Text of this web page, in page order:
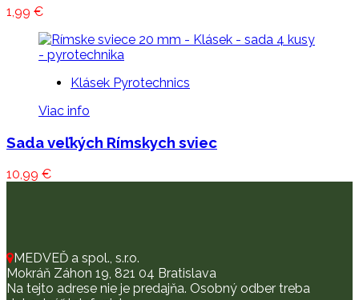
1,99 €
Klásek Pyrotechnics
Viac info
Sada veľkých Rímskych sviec
10,99 €
MEDVEĎ a spol., s.r.o.
Mokráň Záhon 19, 821 04 Bratislava
Na tejto adrese nie je predajňa. Osobný odber treba